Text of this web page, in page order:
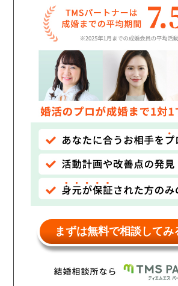
まずは無料で相談してみ